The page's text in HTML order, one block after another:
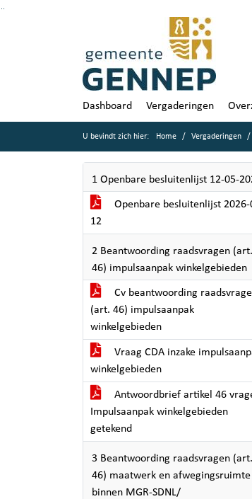
Dashboard Vergaderingen
U bevindt zich hier: Home Vergaderingen
1 Openbare besluitenlijst 12-05-
Openbare besluitenlijst 2026-
12
2 Beantwoording raadsvragen (art.
46) impulsaanpak winkelgebieden
Cv beantwoording
(art. 46) impulsaanpak
winkelgebieden
Vraag CDA inzake
winkelgebieden
Antwoordbrief artikel 46
Impulsaanpak winkelgebieden
getekend
3 Beantwoording raadsvragen (art.
46) maatwerk en afwegingsruimte
binnen MGR-SDNL/